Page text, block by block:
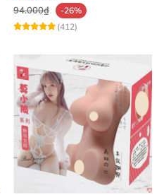
94.000₫
-26%
(412)